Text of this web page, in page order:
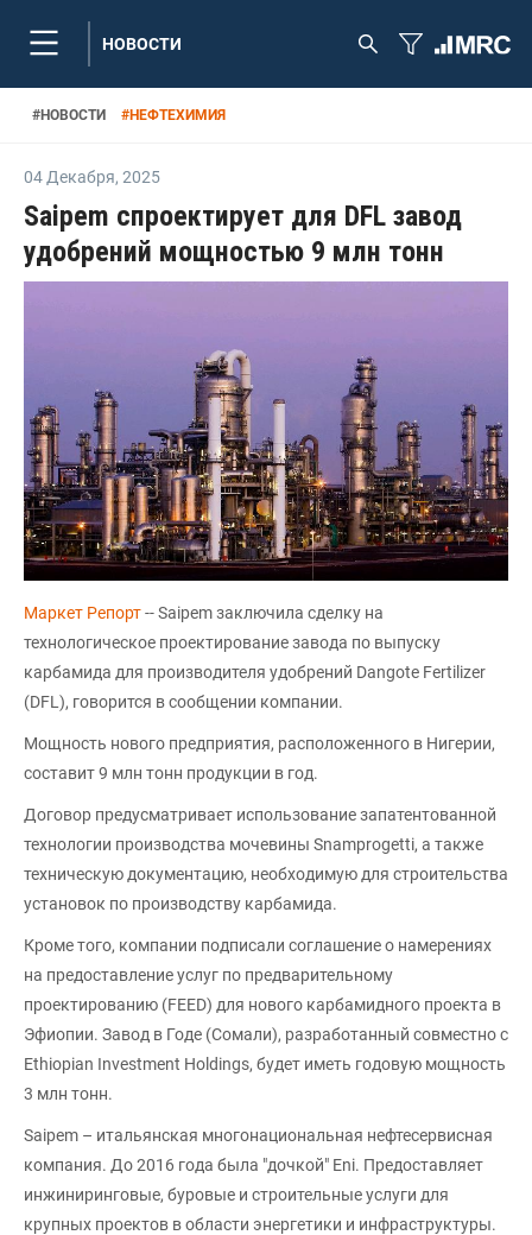
НОВОСТИ
#НОВОСТИ #НЕФТЕХИМИЯ
04 Декабря, 2025
Saipem спроектирует для DFL завод
удобрений мощностью 9 млн тонн
Маркет Репорт-- Saipem заключила сделку на
технологическое проектирование завода по выпуску
карбамида для производителя удобрений Dangote Fertilizer
(DFL), говорится в сообщении компании.
Мощность нового предприятия, расположенного в Нигерии,
составит 9 млн тонн продукции в год.
Договор предусматривает использование запатентованной
технологии производства мочевины Snamprogetti, а также
техническую документацию, необходимую для строительства
установок по производству карбамида.
Кроме того, компании подписали соглашение о намерениях
на предоставление услуг по предварительному
проектированию (FEED) для нового карбамидного проекта в
Эфиопии. Завод в Годе (Сомали), разработанный совместно с
Ethiopian Investment Holdings, будет иметь годовую мощность
3 млн тонн.
Saipem – итальянская многонациональная нефтесервисная
компания. До 2016 года была "дочкой" Eni. Предоставляет
инжиниринговые, буровые и строительные услуги для
крупных проектов в области энергетики и инфраструктуры.